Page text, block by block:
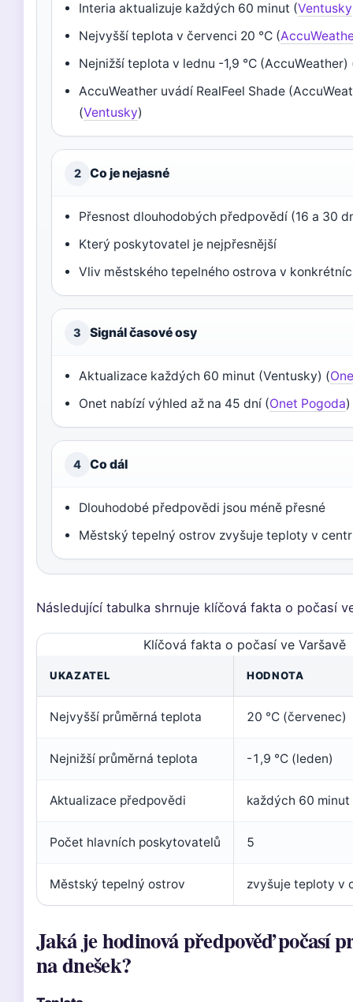
Interia aktualizuje každých 60 minut (Ventusky
Nejvyšší teplota v červenci 20 °C (
Nejnižší teplota v lednu -1,9 °C (AccuWeather)
AccuWeather uvádí RealFeel Shade
(Ventusky)
2 Co je nejasné
Přesnost dlouhodobých předpovědí (16 a 30
Který poskytovatel je nejpřesnější
Vliv městského tepelného ostrova v
3 Signál časové osy
Aktualizace každých 60 minut (Ventusky) (
Onet nabízí výhled až na 45 dní (Onet Pogoda)
4 Co dál
Dlouhodobé předpovědi jsou méně přesné
Městský tepelný ostrov zvyšuje teploty v
Následující tabulka shrnuje klíčová fakta o počasí
Klíčová fakta o počasí ve Varšavě
UKAZATEL HODNOTA
Nejvyšší průměrná teplota 20 °C (červenec)
Nejnižší průměrná teplota -1,9 °C (leden)
Aktualizace předpovědi každých 60 minut
Počet hlavních poskytovatelů 5
Městský tepelný ostrov zvyšuje teploty v
Jaká je hodinová předpověď počasí
na dnešek?